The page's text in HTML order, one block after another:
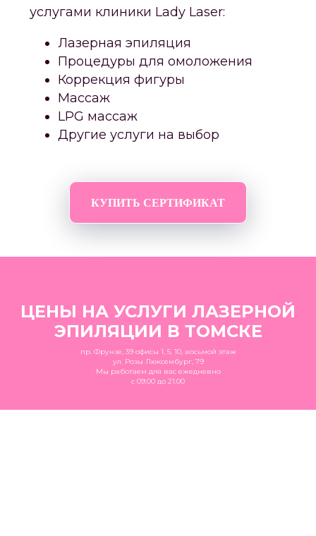
услугами клиники Lady Laser:
Лазерная эпиляция
Процедуры для омоложения
Коррекция фигуры
Массаж
LPG массаж
Другие услуги на выбор
КУПИТЬ СЕРТИФИКАТ
ЦЕНЫ НА УСЛУГИ ЛАЗЕРНОЙ
ЭПИЛЯЦИИ В ТОМСКЕ
пр. Фрунзе, 39 офисы 1, 5, 10, восьмой этаж
ул. Розы Люксембург, 79
Мы работаем для вас ежедневно
с 09.00 до 21.00